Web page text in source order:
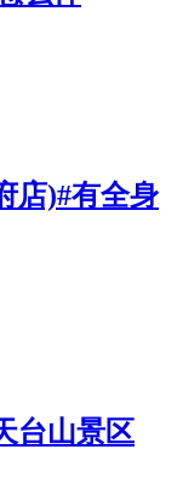
店)#有全身
台山景区